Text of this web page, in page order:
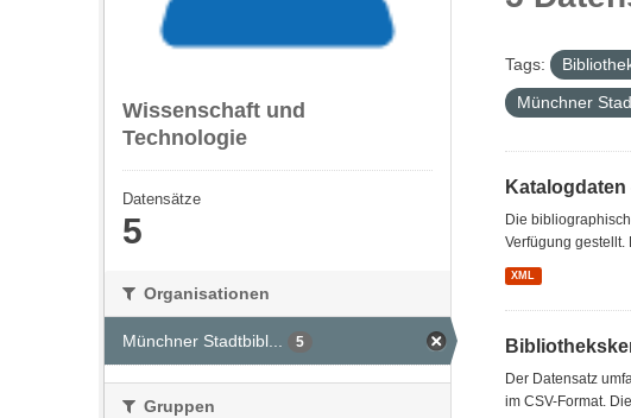
Wissenschaft und
Technologie
Datensätze
5
Organisationen
Münchner Stadtbibl... 5
Gruppen
Tags:
Münchner
Die
Verfügung gestellt.
XML
Der Datensatz
im CSV-Format.